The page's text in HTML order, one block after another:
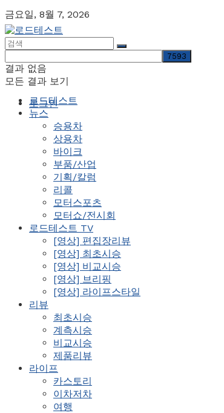
금요일, 8월 7, 2026
결과 없음
모든 결과 보기
로그인
로드테스트
뉴스
승용차
상용차
바이크
부품/산업
기획/칼럼
리콜
모터스포츠
모터쇼/전시회
로드테스트 TV
[영상] 편집장리뷰
[영상] 최초시승
[영상] 비교시승
[영상] 브리핑
[영상] 라이프스타일
리뷰
최초시승
계측시승
비교시승
제품리뷰
라이프
카스토리
이차저차
여행